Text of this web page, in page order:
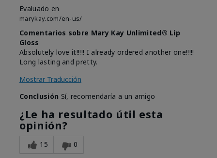
Evaluado en
marykay.com/en-us/
Comentarios sobre Mary Kay Unlimited® Lip
Gloss
Absolutely love it!!!!! I already ordered another one!!!!!
Long lasting and pretty.
Mostrar Traducción
Conclusión Sí, recomendaría a un amigo
¿Le ha resultado útil esta
opinión?
15 0